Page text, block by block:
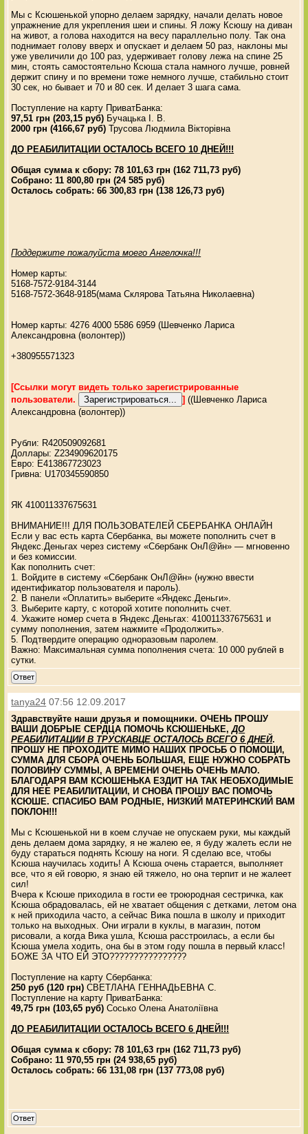
Мы с Ксюшенькой упорно делаем зарядку, начали делать новое
упражнение для укрепления шеи и спины. Я ложу Ксюшу на диван
на живот, а голова находится на весу параллельно полу. Так она
поднимает голову вверх и опускает и делаем 50 раз, наклоны мы
уже увеличили до 100 раз, удерживает голову лежа на спине 25
мин, стоять самостоятельно Ксюша стала намного лучше, ровней
держит спину и по времени тоже немного лучше, стабильно стоит
30 сек, но бывает и 70 и 80 сек. И делает 3 шага сама.
Поступление на карту ПриватБанка:
97,51 грн (203,15 руб) Бучацька І. В.
2000 грн (4166,67 руб) Трусова Людмила Вікторівна
ДО РЕАБИЛИТАЦИИ ОСТАЛОСЬ ВСЕГО 10 ДНЕЙ!!!
Общая сумма к сбору: 78 101,63 грн (162 711,73 руб)
Собрано: 11 800,80 грн (24 585 руб)
Осталось собрать: 66 300,83 грн (138 126,73 руб)
Поддержите пожалуйста моего Ангелочка!!!
Номер карты:
5168-7572-9184-3144
5168-7572-3648-9185(мама Склярова Татьяна Николаевна)
Номер карты: 4276 4000 5586 6959 (Шевченко Лариса
Александровна (волонтер))
+380955571323
[Ссылки могут видеть только зарегистрированные
пользователи.
] ((Шевченко Лариса
Александровна (волонтер))
Рубли: R420509092681
Доллары: Z234909620175
Евро: E413867723023
Гривна: U170345590850
ЯК 410011337675631
ВНИМАНИЕ!!! ДЛЯ ПОЛЬЗОВАТЕЛЕЙ СБЕРБАНКА ОНЛАЙН
Если у вас есть карта Сбербанка, вы можете пополнить счет в
Яндекс.Деньгах через систему «Сбербанк ОнЛ@йн» — мгновенно
и без комиссии.
Как пополнить счет:
1. Войдите в систему «Сбербанк ОнЛ@йн» (нужно ввести
идентификатор пользователя и пароль).
2. В панели «Оплатить» выберите «Яндекс.Деньги».
3. Выберите карту, с которой хотите пополнить счет.
4. Укажите номер счета в Яндекс.Деньгах: 410011337675631 и
сумму пополнения, затем нажмите «Продолжить».
5. Подтвердите операцию одноразовым паролем.
Важно: Максимальная сумма пополнения счета: 10 000 рублей в
сутки.
Ответ
tanya24 07:56 12.09.2017
Здравствуйте наши друзья и помощники. ОЧЕНЬ ПРОШУ
ВАШИ ДОБРЫЕ СЕРДЦА ПОМОЧЬ КСЮШЕНЬКЕ,ДО
РЕАБИЛИТАЦИИ В ТРУСКАВЦЕ ОСТАЛОСЬ ВСЕГО 6 ДНЕЙ.
ПРОШУ НЕ ПРОХОДИТЕ МИМО НАШИХ ПРОСЬБ О ПОМОЩИ,
СУММА ДЛЯ СБОРА ОЧЕНЬ БОЛЬШАЯ, ЕЩЕ НУЖНО СОБРАТЬ
ПОЛОВИНУ СУММЫ, А ВРЕМЕНИ ОЧЕНЬ ОЧЕНЬ МАЛО.
БЛАГОДАРЯ ВАМ КСЮШЕНЬКА ЕЗДИТ НА ТАК НЕОБХОДИМЫЕ
ДЛЯ НЕЕ РЕАБИЛИТАЦИИ, И СНОВА ПРОШУ ВАС ПОМОЧЬ
КСЮШЕ. СПАСИБО ВАМ РОДНЫЕ, НИЗКИЙ МАТЕРИНСКИЙ ВАМ
ПОКЛОН!!!
Мы с Ксюшенькой ни в коем случае не опускаем руки, мы каждый
день делаем дома зарядку, я не жалею ее, я буду жалеть если не
буду стараться поднять Ксюшу на ноги. Я сделаю все, чтобы
Ксюша научилась ходить! А Ксюша очень старается, выполняет
все, что я ей говорю, я знаю ей тяжело, но она терпит и не жалеет
сил!
Вчера к Ксюше приходила в гости ее троюродная сестричка, как
Ксюша обрадовалась, ей не хватает общения с детками, летом она
к ней приходила часто, а сейчас Вика пошла в школу и приходит
только на выходных. Они играли в куклы, в магазин, потом
рисовали, а когда Вика ушла, Ксюша расстроилась, а если бы
Ксюша умела ходить, она бы в этом году пошла в первый класс!
БОЖЕ ЗА ЧТО ЕЙ ЭТО????????????????
Поступление на карту Сбербанка:
250 руб (120 грн) СВЕТЛАНА ГЕННАДЬЕВНА С.
Поступление на карту ПриватБанка:
49,75 грн (103,65 руб) Сосько Олена Анатоліївна
ДО РЕАБИЛИТАЦИИ ОСТАЛОСЬ ВСЕГО 6 ДНЕЙ!!!
Общая сумма к сбору: 78 101,63 грн (162 711,73 руб)
Собрано: 11 970,55 грн (24 938,65 руб)
Осталось собрать: 66 131,08 грн (137 773,08 руб)
Ответ